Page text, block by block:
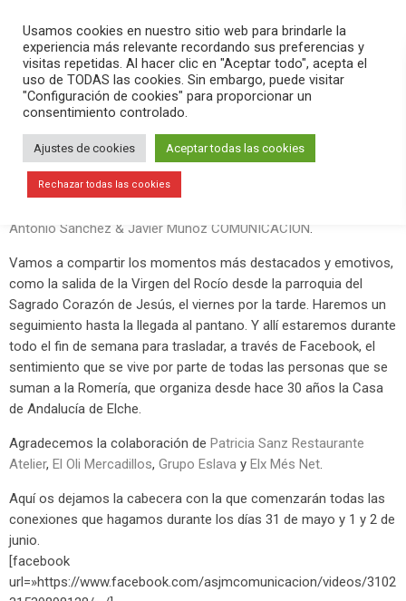
search menu pause PLAY
mayo 27, 2019
Este fin de semana contaremos ? EN
DIRECTO el Rocío de Elche
Romería del Rocío de Elche
Antonio Sánchez & Javier Muñoz COMUNICACIÓN
Vamos a compartir los momentos más destacados y emotivos,
como la salida de la Virgen del Rocío desde la parroquia del
Sagrado Corazón de Jesús, el viernes por la tarde. Haremos un
seguimiento hasta la llegada al pantano. Y allí estaremos durante
todo el fin de semana para trasladar, a través de Facebook, el
sentimiento que se vive por parte de todas las personas que se
suman a la Romería, que organiza desde hace 30 años la Casa
de Andalucía de Elche.
Agradecemos la colaboración de Patricia Sanz Restaurante
Atelier, El Oli Mercadillos, Grupo Eslava y Elx Més Net
Aquí os dejamos la cabecera con la que comenzarán todas las
conexiones que hagamos durante los días 31 de mayo y 1 y 2 de
junio.
[facebook
url=»https://www.facebook.com/asjmcomunicacion/videos/3102
Usamos cookies en nuestro sitio web para brindarle la
experiencia más relevante recordando sus preferencias y
visitas repetidas. Al hacer clic en "Aceptar todo", acepta el
uso de TODAS las cookies. Sin embargo, puede visitar
"Configuración de cookies" para proporcionar un
consentimiento controlado.
Ajustes de cookies Aceptar todas las cookies
Rechazar todas las cookies